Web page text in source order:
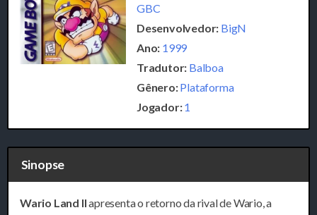
GBC
Desenvolvedor: BigN
Ano: 1999
Tradutor: Balboa
Gênero:Plataforma
Jogador:1
Sinopse
Wario Land IIapresenta o retorno da rival de Wario, a